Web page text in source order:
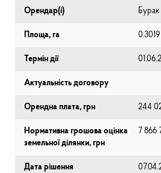
Орендар(і) Бурак
Площа, га 0.3019
Термін дії
Актуальність договору
Орендна плата, грн 244
Нормативна грошова оцінка
земельної ділянки, грн
7 866
Дата рішення